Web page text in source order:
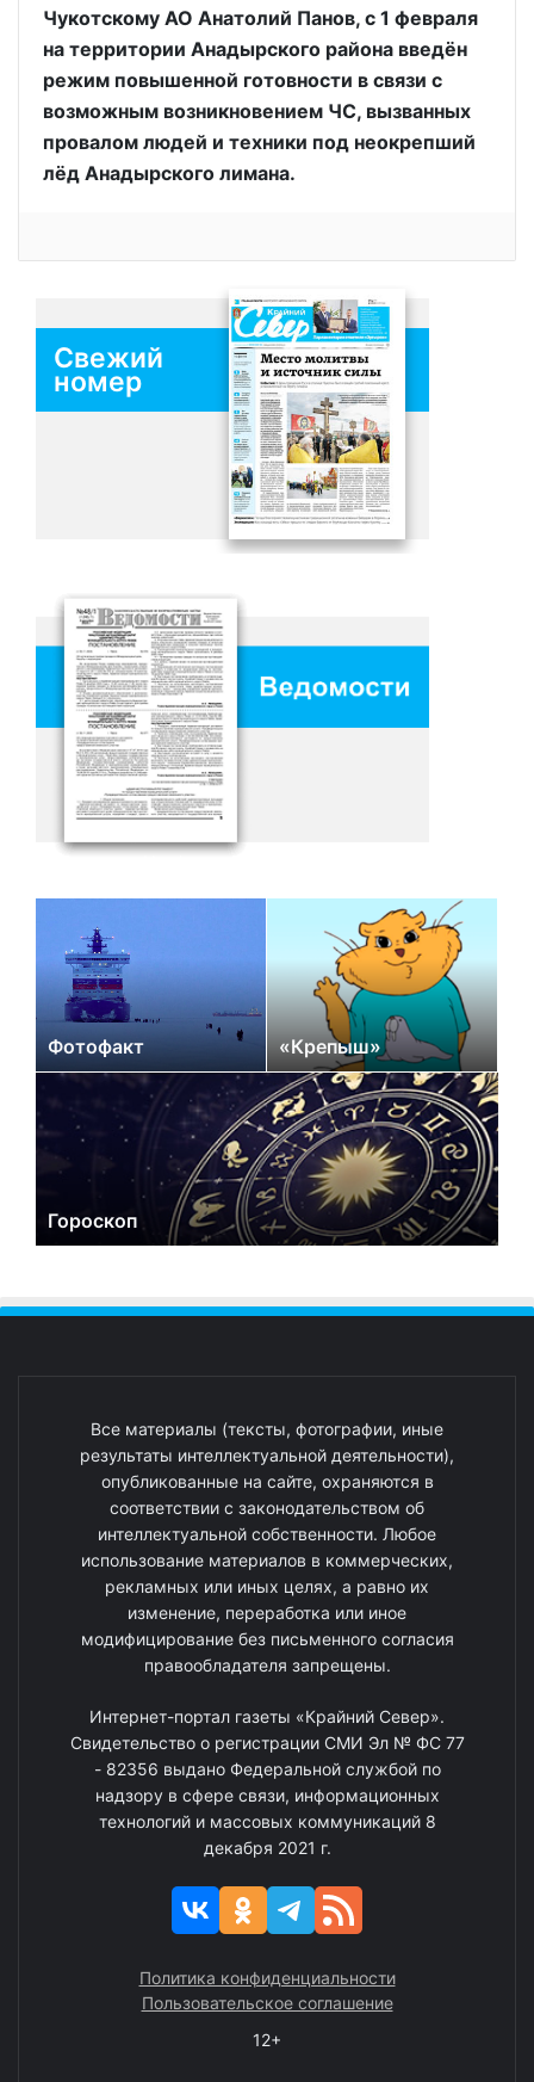
Чукотскому АО Анатолий Панов, с 1 февраля
на территории Анадырского района введён
режим повышенной готовности в связи с
возможным возникновением ЧС, вызванных
провалом людей и техники под неокрепший
лёд Анадырского лимана.
Свежий
номер
Фотофакт «Крепыш»
Гороскоп
Все материалы (тексты, фотографии, иные
результаты интеллектуальной деятельности),
опубликованные на сайте, охраняются в
соответствии с законодательством об
интеллектуальной собственности. Любое
использование материалов в коммерческих,
рекламных или иных целях, а равно их
изменение, переработка или иное
модифицирование без письменного согласия
правообладателя запрещены.
Интернет-портал газеты «Крайний Север».
Свидетельство о регистрации СМИ Эл № ФС 77
- 82356 выдано Федеральной службой по
надзору в сфере связи, информационных
технологий и массовых коммуникаций 8
декабря 2021 г.
Политика конфиденциальности
Пользовательское соглашение
12+